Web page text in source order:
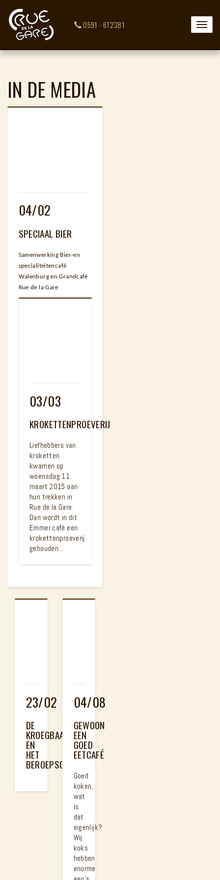
Toggle
0591 - 612381
IN DE MEDIA
04/02
SPECIAAL BIER
Samenwerking Bier-en
specialiteitencafé
Walenburg en Grandcafé
Rue de la Gare
03/03
KROKETTENPROEVERIJ
Liefhebbers van
kroketten
kwamen op
woensdag 11
maart 2015 aan
hun trekken in
Rue de la Gare.
Dan wordt in dit
Emmer café een
krokettenproeverij
gehouden...
23/02
DE
KROEGBAAS
EN
HET
BEROEPSGEHEIM
04/08
GEWOON
EEN
GOED
EETCAFÉ
Goed
koken,
wat
is
dat
eigenlijk?
Wij
koks
hebben
enorme